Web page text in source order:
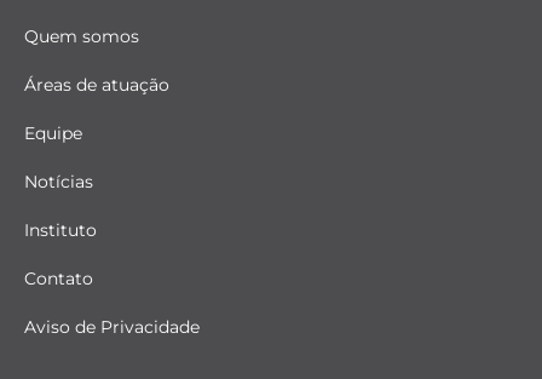
Quem somos
Áreas de atuação
Equipe
Notícias
Instituto
Contato
Aviso de Privacidade